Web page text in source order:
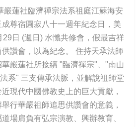
蓮社臨濟禪宗法系祖庭江蘇海安
尊宿圓寂八十一週年紀念日，美
29日 (週日) 水懺共修會，假最吉祥
讚會，以為紀念。 住持天承法師
嚴蓮社所接續 "臨濟禪宗"、"南山
系" 三支傳承法脈，並解說祖師堂
近現代中國佛教史上的巨大貢獻，
行華嚴祖師追思供讚會的意義，
場肩負有弘宗演教、興辦教育、